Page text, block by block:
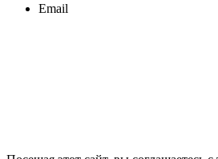
Email